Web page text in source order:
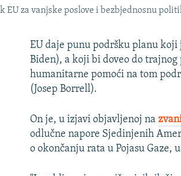
EU za vanjske poslove i bezbjednosnu
EU daje punu podršku planu koji
Biden), a koji bi doveo do
humanitarne pomoći na tom
(Josep Borrell).
On je, u izjavi objavljenoj na
odlučne napore Sjedinjenih
o okončanju rata u Pojasu Gaze,